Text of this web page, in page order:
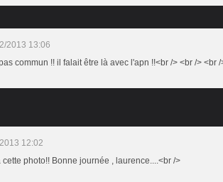
2013 13:06
commun !! il falait être là avec l'apn !!<br /> <br /> <br
12:02
cette photo!! Bonne journée , laurence....<br />